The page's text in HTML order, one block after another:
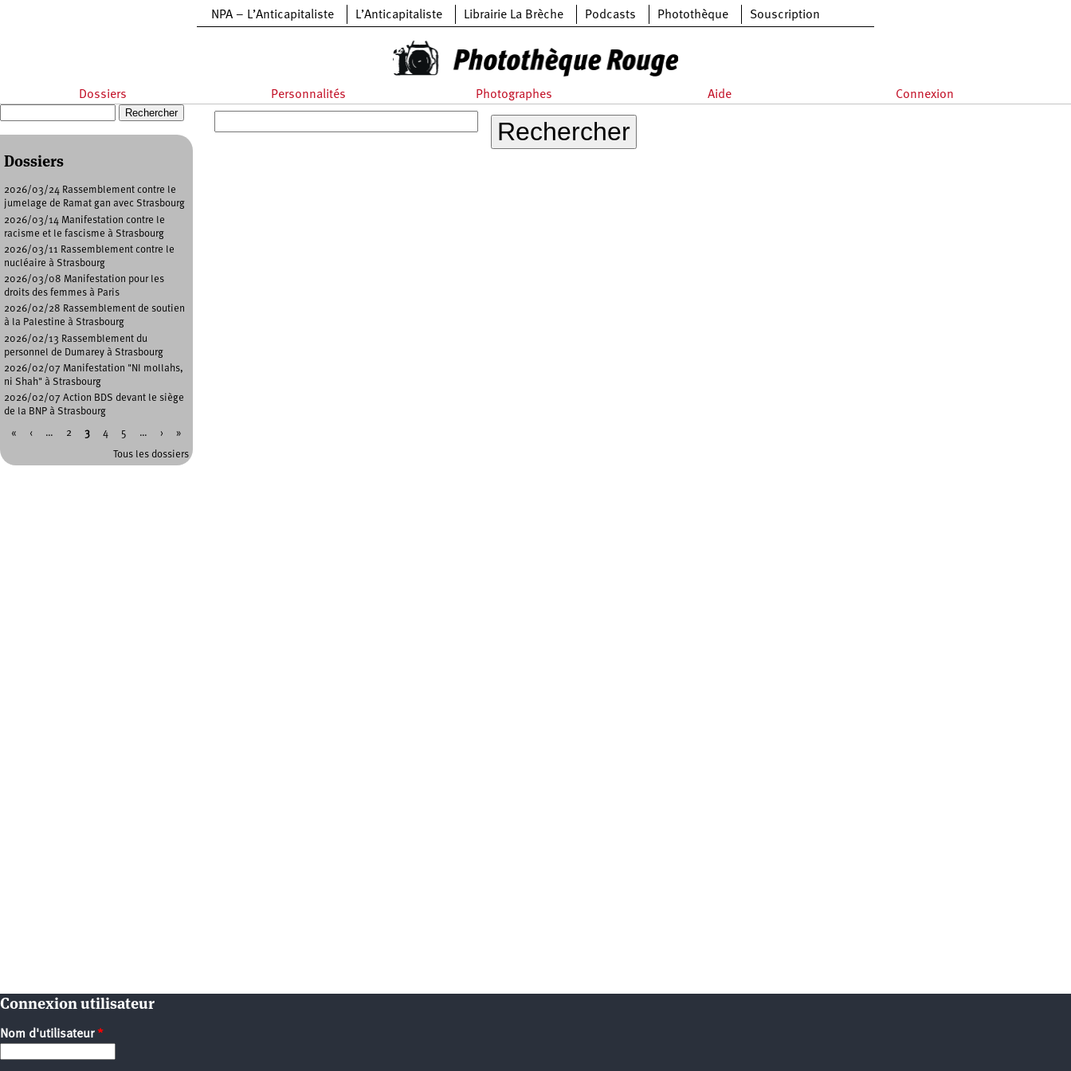
NPA – L’Anticapitaliste L’Anticapitaliste Librairie La Brèche Podcasts Photothèque Souscription
Dossiers Personnalités Photographes Aide Connexion
Formulaire de recherche
Dossiers
2026/03/24 Rassemblement contre le
jumelage de Ramat gan avec Strasbourg
2026/03/14 Manifestation contre le
racisme et le fascisme à Strasbourg
2026/03/11 Rassemblement contre le
nucléaire à Strasbourg
2026/03/08 Manifestation pour les
droits des femmes à Paris
2026/02/28 Rassemblement de soutien
à la Palestine à Strasbourg
2026/02/13 Rassemblement du
personnel de Dumarey à Strasbourg
2026/02/07 Manifestation "NI mollahs,
ni Shah" à Strasbourg
2026/02/07 Action BDS devant le siège
de la BNP à Strasbourg
« ‹ … 2 3 4 5 … › »
Tous les dossiers
Connexion utilisateur
Nom d'utilisateur*